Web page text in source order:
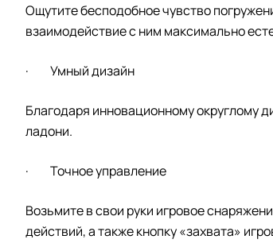
Ощутите бесподобное чувство
взаимодействие с ним максимально
· Умный дизайн
Благодаря инновационному округлому
ладони.
· Точное управление
Возьмите в свои руки игровое
действий, а также кнопку «захвата»